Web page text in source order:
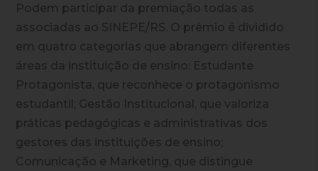
Podem participar da premiação todas as
associadas ao SINEPE/RS. O prêmio é dividido
em quatro categorias que abrangem diferentes
áreas da instituição de ensino: Estudante
Protagonista, que reconhece o protagonismo
estudantil; Gestão Institucional, que valoriza
práticas pedagógicas e administrativas dos
gestores das instituições de ensino;
Comunicação e Marketing, que distingue